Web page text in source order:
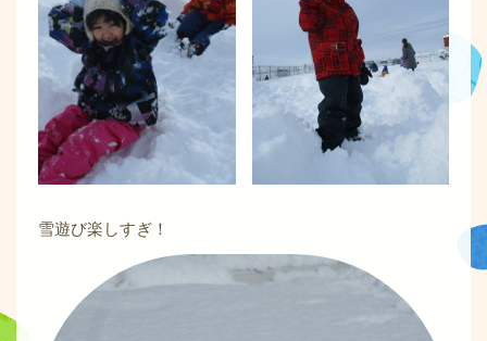
雪遊び楽しすぎ！